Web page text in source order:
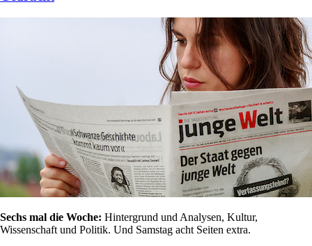
Sechs mal die Woche: Hintergrund und Analysen, Kultur,
Wissenschaft und Politik. Und Samstag acht Seiten extra.